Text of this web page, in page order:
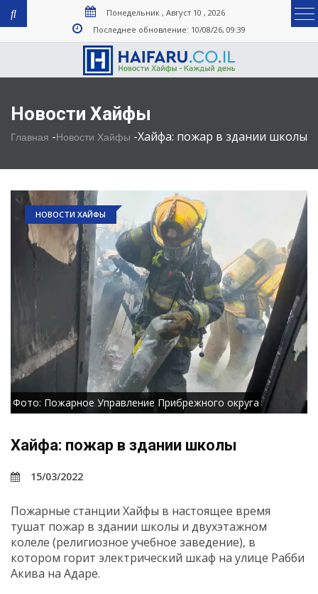
Понедельник , Август 10 , 2026
Последнее обновление: 10/08/26, 09:39
Новости Хайфы
Главная -Новости Хайфы -Хайфа: пожар в здании школы
НОВОСТИ ХАЙФЫ
Фото: Пожарное Управление Прибрежного округа
Хайфа: пожар в здании школы
15/03/2022
Пожарные станции Хайфы в настоящее время
тушат пожар в здании школы и двухэтажном
колеле (религиозное учебное заведение), в
котором горит электрический шкаф на улице Рабби
Акива на Адаре.